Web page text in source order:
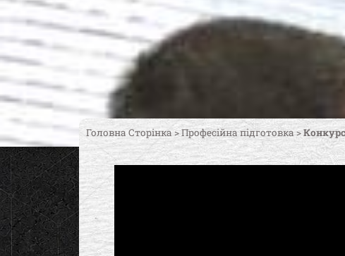
Головна Сторінка >Професійна підготовка >